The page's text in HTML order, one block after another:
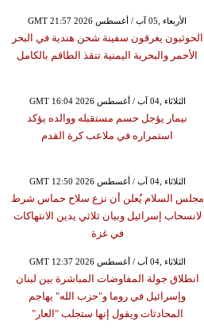
GMT 21:57 2026 الأربعاء ,05 آب / أغسطس
الحوثيون يغرقون سفينة شحن هندية في البحر
الأحمر والبحرية اليمنية تنقذ الطاقم بالكامل
GMT 16:04 2026 الثلاثاء ,04 آب / أغسطس
نيمار يؤجل حسم مستقبله ووالده يؤكد
استمراره في ملاعب كرة القدم
GMT 12:50 2026 الثلاثاء ,04 آب / أغسطس
مجلس السلام يُعلن أن نزع سلاح حماس شرط
لانسحاب إسرائيل وبيان ثلاثي يدين الانتهاكات
في غزة
GMT 12:37 2026 الثلاثاء ,04 آب / أغسطس
انطلاق جولة المفاوضات المباشرة بين لبنان
وإسرائيل في روما و"حزب الله" يهاجم
المحادثات ويقول إنها ستجلب "العار"